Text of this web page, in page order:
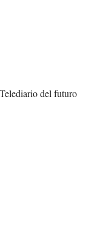
del futuro